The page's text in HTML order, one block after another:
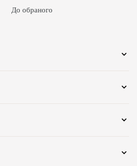
До обраного